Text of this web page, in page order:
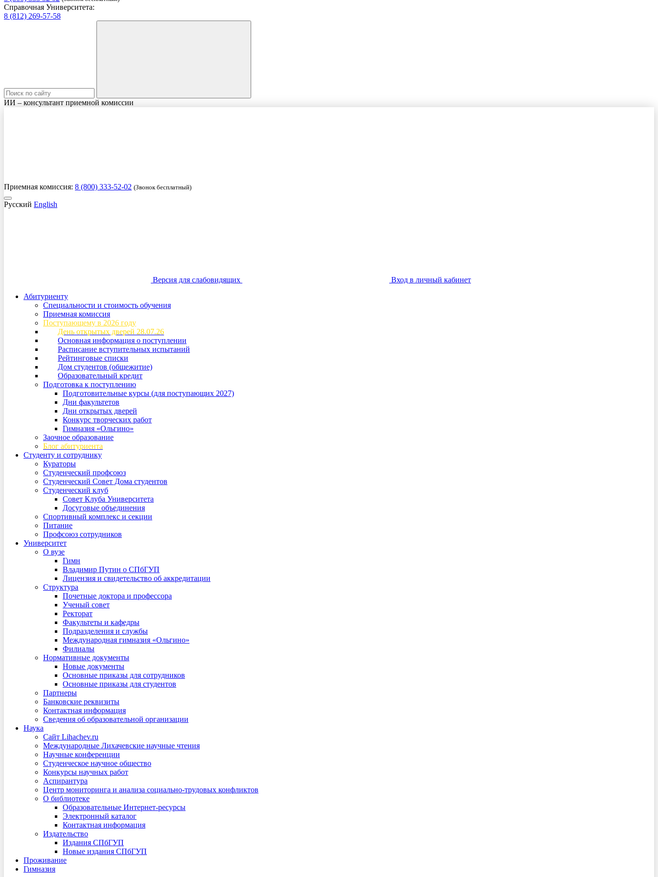
Справочная Университета:
8 (812) 269-57-58
ИИ – консультант приемной комиссии
Приемная комиссия: 8 (800) 333-52-02 (Звонок бесплатный)
Русский English
Версия для слабовидящих
Вход в личный кабинет
Абитуриенту
Специальности и стоимость обучения
Приемная комиссия
Поступающему в 2026 году
День открытых дверей 28.07.26
Основная информация о поступлении
Расписание вступительных испытаний
Рейтинговые списки
Дом студентов (общежитие)
Образовательный кредит
Подготовка к поступлению
Подготовительные курсы (для поступающих 2027)
Дни факультетов
Дни открытых дверей
Конкурс творческих работ
Гимназия «Ольгино»
Заочное образование
Блог абитуриента
Студенту и сотруднику
Кураторы
Студенческий профсоюз
Студенческий Совет Дома студентов
Студенческий клуб
Совет Клуба Университета
Досуговые объединения
Спортивный комплекс и секции
Питание
Профсоюз сотрудников
Университет
О вузе
Гимн
Владимир Путин о СПбГУП
Лицензия и свидетельство об аккредитации
Структура
Почетные доктора и профессора
Ученый совет
Ректорат
Факультеты и кафедры
Подразделения и службы
Международная гимназия «Ольгино»
Филиалы
Нормативные документы
Новые документы
Основные приказы для сотрудников
Основные приказы для студентов
Партнеры
Банковские реквизиты
Контактная информация
Сведения об образовательной организации
Наука
Сайт Lihachev.ru
Международные Лихачевские научные чтения
Научные конференции
Студенческое научное общество
Конкурсы научных работ
Аспирантура
Центр мониторинга и анализа социально-трудовых конфликтов
О библиотеке
Образовательные Интернет-ресурсы
Электронный каталог
Контактная информация
Издательство
Издания СПбГУП
Новые издания СПбГУП
Проживание
Гимназия